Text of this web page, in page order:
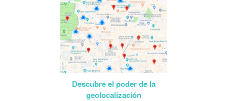
Descubre el poder de la
geolocalización